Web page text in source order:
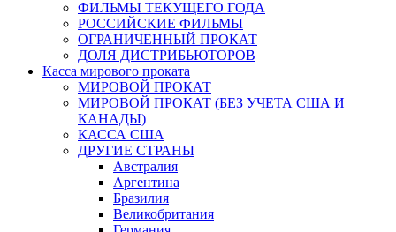
ФИЛЬМЫ ТЕКУЩЕГО ГОДА
РОССИЙСКИЕ ФИЛЬМЫ
ОГРАНИЧЕННЫЙ ПРОКАТ
ДОЛЯ ДИСТРИБЬЮТОРОВ
Касса мирового проката
МИРОВОЙ ПРОКАТ
МИРОВОЙ ПРОКАТ (БЕЗ УЧЕТА США И
КАНАДЫ)
КАССА США
ДРУГИЕ СТРАНЫ
Австралия
Аргентина
Бразилия
Великобритания